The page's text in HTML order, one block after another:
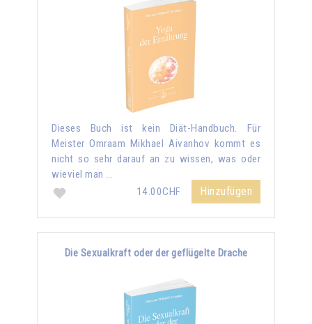
Dieses Buch ist kein Diät-Handbuch. Für
Meister Omraam Mikhael Aivanhov kommt es
nicht so sehr darauf an zu wissen, was oder
wieviel man …
14.00CHF
Hinzufügen
Die Sexualkraft oder der geflügelte Drache